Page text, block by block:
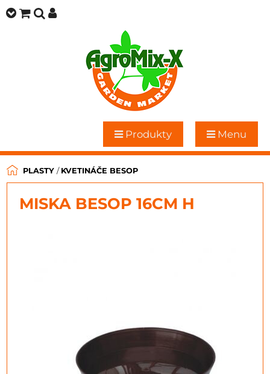
Produkty Menu
PLASTY / KVETINÁČE BESOP
MISKA BESOP 16CM H